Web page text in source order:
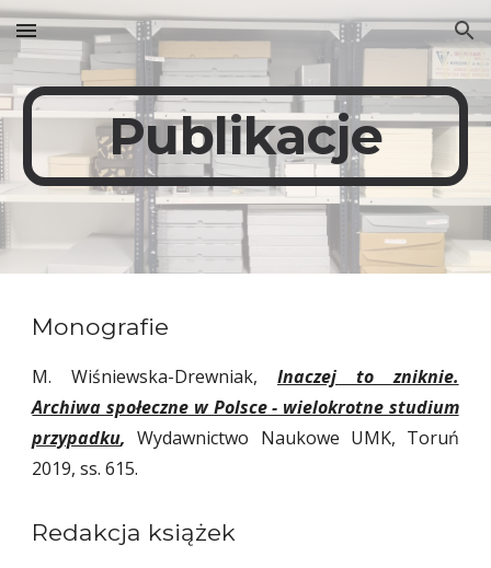
Skip to main content Skip to navigation
Publikacje
Monografie
M. Wiśniewska-Drewniak, Inaczej to zniknie.
Archiwa społeczne w Polsce - wielokrotne studium
przypadku,Wydawnictwo Naukowe UMK, Toruń
2019, ss. 615.
Redakcja książek